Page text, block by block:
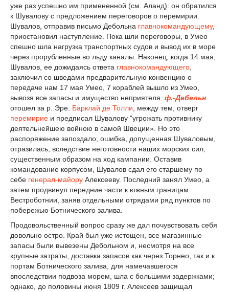
уже раз успешно им примененной (см. Aланд): он обратился
к Шувалову с предложением переговоров о перемирии.
Шувалов, отправив письмо Дебольна главнокомандующему,
приостановил наступление. По­ка шли переговоры, в Умео
спешно шла нагрузка транспортных судов и вывод их в море
через прорубленные во льду каналы. Наконец, когда 14 мая,
Шувалов, ее дожидаясь ответа главнокомандующего
заключил со шведами пред­варительную конвенцию о
передаче нам 17 мая Умео, 7 кораблей вышло из Умео,
вывозя все запасы и имущество неприятеля. ф.-Дебельн
отошел за р. Эре. Барклай де Толли , между тем, отверг
перемирие и предписал Шувалову "угрожать противнику
деятельнейшею войною в самой Швеции». Но это
распоряжение запоздало; ошибка, допущенная Шуваловым,
отразилась, вследствие неготовности наших морских сил,
суще­ственным образом на ход кампании. Оставив
командование корпусом, Шувалов сдал его старшему по
себе генерал-майору Алексееву. Последний занял Умео, а
затем продвинул передние части к южным границам
Вестроботнии, заняв отдельными отрядами ряд пунктов по
по­бережью Ботнического залива.
Продовольственный вопрос сразу же дал почувствовать себя
довольно остро. Край был уже истощен, все магазинные
запасы были вывезены Дебольном и, несмотря на все
крупные затраты, доставка запасов как через Торнео, так и к
портам Ботнического залива, для намечавшегося
впоследствии подвоза морем, шла с большими задержками;
однако, до половины июня 1809 г. Алексеев защищал